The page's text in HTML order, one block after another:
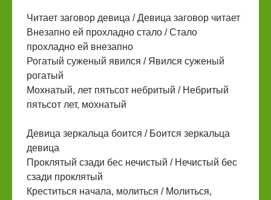
Читает заговор девица / Девица заговор читает
Внезапно ей прохладно стало / Стало
прохладно ей внезапно
Рогатый суженый явился / Явился суженый
рогатый
Мохнатый, лет пятьсот небритый / Небритый
пятьсот лет, мохнатый
Девица зеркальца боится / Боится зеркальца
девица
Проклятый сзади бес нечистый / Нечистый бес
сзади проклятый
Креститься начала, молиться / Молиться,